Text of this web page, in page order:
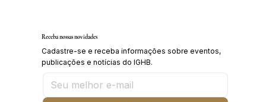
Receba nossas novidades
Cadastre-se e receba informações sobre eventos,
publicações e notícias do IGHB.